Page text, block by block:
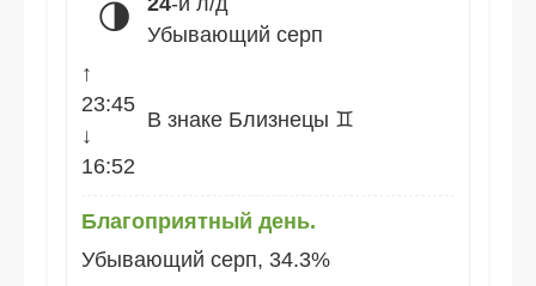
🌗
Убывающий серп
↑
23:45
↓
16:52
В знаке Близнецы ♊
Благоприятный день.
Убывающий серп, 34.3%